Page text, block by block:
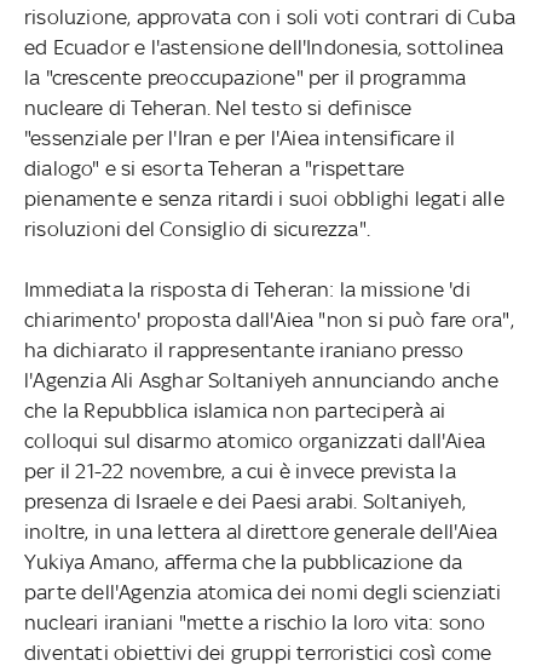
risoluzione, approvata con i soli voti contrari di Cuba
ed Ecuador e l'astensione dell'Indonesia, sottolinea
la "crescente preoccupazione" per il programma
nucleare di Teheran. Nel testo si definisce
"essenziale per l'Iran e per l'Aiea intensificare il
dialogo" e si esorta Teheran a "rispettare
pienamente e senza ritardi i suoi obblighi legati alle
risoluzioni del Consiglio di sicurezza".
Immediata la risposta di Teheran: la missione 'di
chiarimento' proposta dall'Aiea "non si può fare ora",
ha dichiarato il rappresentante iraniano presso
l'Agenzia Ali Asghar Soltaniyeh annunciando anche
che la Repubblica islamica non parteciperà ai
colloqui sul disarmo atomico organizzati dall'Aiea
per il 21-22 novembre, a cui è invece prevista la
presenza di Israele e dei Paesi arabi. Soltaniyeh,
inoltre, in una lettera al direttore generale dell'Aiea
Yukiya Amano, afferma che la pubblicazione da
parte dell'Agenzia atomica dei nomi degli scienziati
nucleari iraniani "mette a rischio la loro vita: sono
diventati obiettivi dei gruppi terroristici così come